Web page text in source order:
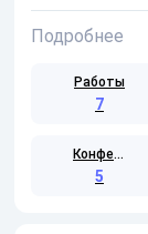
Подробнее
Работы
7
Конференции
5